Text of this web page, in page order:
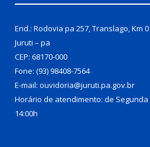
End.: Rodovia pa 257, Translago, Km
Juruti – pa
CEP: 68170-000
Fone: (93) 98408-7564
E-mail: ouvidoria@juruti.pa.gov.br
Horário de atendimento: de Segunda
14:00h